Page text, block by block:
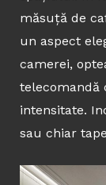
măsuță de
un aspect
camerei,
telecomandă
intensitate.
sau chiar